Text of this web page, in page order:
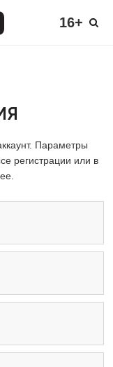
16+
Параметры
регистрации или в